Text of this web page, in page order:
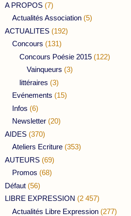
A PROPOS (7)
Actualités Association (5)
ACTUALITES (192)
Concours (131)
Concours Poésie 2015 (122)
Vainqueurs (3)
littéraires (3)
Evénements (15)
Infos (6)
Newsletter (20)
AIDES (370)
Ateliers Ecriture (353)
AUTEURS (69)
Promos (68)
Défaut (56)
LIBRE EXPRESSION (2 457)
Actualités Libre Expression (277)